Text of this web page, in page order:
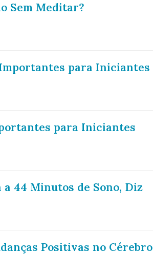
Sem Meditar?
Importantes para Iniciantes
para Iniciantes
44 Minutos de Sono, Diz
Positivas no Cérebro